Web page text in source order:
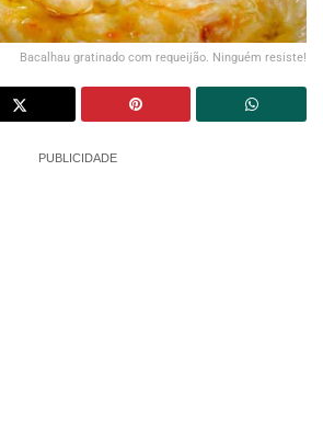
Bacalhau gratinado com requeijão. Ninguém resiste!
PUBLICIDADE